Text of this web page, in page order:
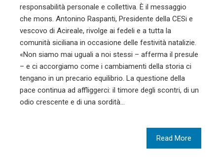
responsabilità personale e collettiva. È il messaggio
che mons. Antonino Raspanti, Presidente della CESi e
vescovo di Acireale, rivolge ai fedeli e a tutta la
comunità siciliana in occasione delle festività natalizie.
«Non siamo mai uguali a noi stessi – afferma il presule
– e ci accorgiamo come i cambiamenti della storia ci
tengano in un precario equilibrio. La questione della
pace continua ad affliggerci: il timore degli scontri, di un
odio crescente e di una sordità…
Read More